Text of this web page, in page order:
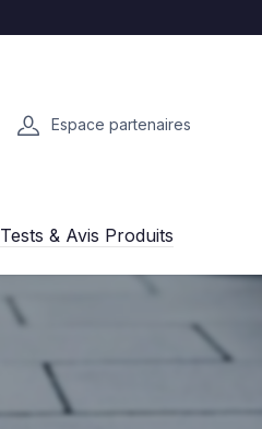
Espace partenaires
Tests & Avis Produits